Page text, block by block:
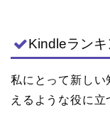
Kindleラン
私にとって新しい
えるような役に立